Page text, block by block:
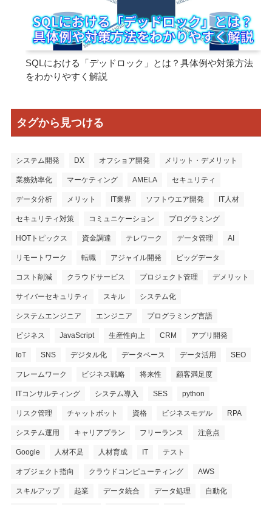
SQLにおける「デッドロック」とは？具体例や対策方法
をわかりやすく解説
タグから見つける
システム開発 DX オフショア開発 メリット・デメリット
業務効率化 マーケティング AMELA セキュリティ
データ分析 メリット IT業界 ソフトウエア開発 IT人材
セキュリティ対策 コミュニケーション プログラミング
HOTトピックス 資金調達 テレワーク データ管理 AI
リモートワーク 転職 アジャイル開発 ビッグデータ
コスト削減 クラウドサービス プロジェクト管理 デメリット
サイバーセキュリティ スキル システム化
システムエンジニア エンジニア プログラミング言語
ビジネス JavaScript 生産性向上 CRM アプリ開発
IoT SNS デジタル化 データベース データ活用 SEO
フレームワーク ビジネス戦略 将来性 顧客満足度
ITコンサルティング システム導入 SES python
リスク管理 チャットボット 資格 ビジネスモデル RPA
システム運用 キャリアプラン フリーランス 注意点
Google 人材不足 人材育成 IT テスト
オブジェクト指向 クラウドコンピューティング AWS
スキルアップ 起業 データ統合 データ処理 自動化